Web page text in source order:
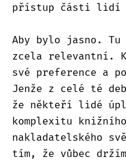
přístup části lidí
Aby bylo jasno.
zcela relevantní.
své preference a
Jenže z celé té
že někteří lidé
komplexitu
nakladatelského
tím, že vůbec